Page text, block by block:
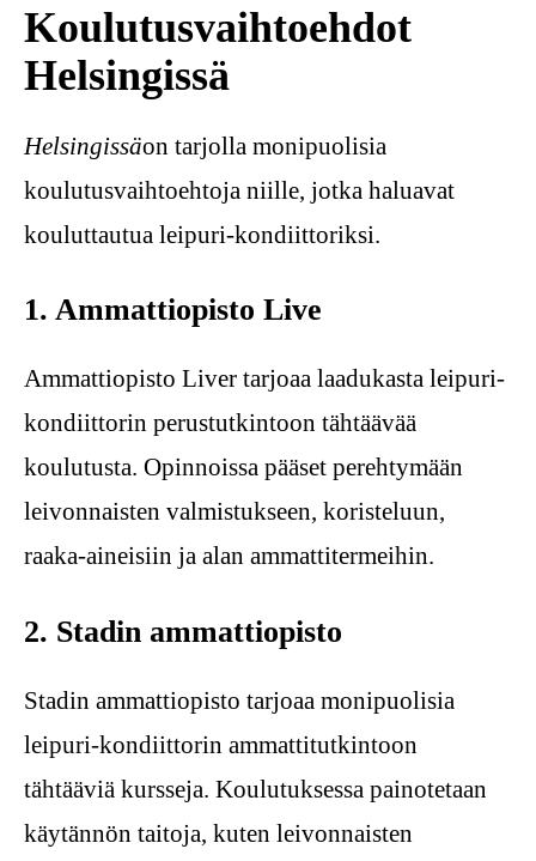
Koulutusvaihtoehdot
Helsingissä
Helsingissäon tarjolla monipuolisia
koulutusvaihtoehtoja niille, jotka haluavat
kouluttautua leipuri-kondiittoriksi.
1. Ammattiopisto Live
Ammattiopisto Liver tarjoaa laadukasta leipuri-
kondiittorin perustutkintoon tähtäävää
koulutusta. Opinnoissa pääset perehtymään
leivonnaisten valmistukseen, koristeluun,
raaka-aineisiin ja alan ammattitermeihin.
2. Stadin ammattiopisto
Stadin ammattiopisto tarjoaa monipuolisia
leipuri-kondiittorin ammattitutkintoon
tähtääviä kursseja. Koulutuksessa painotetaan
käytännön taitoja, kuten leivonnaisten